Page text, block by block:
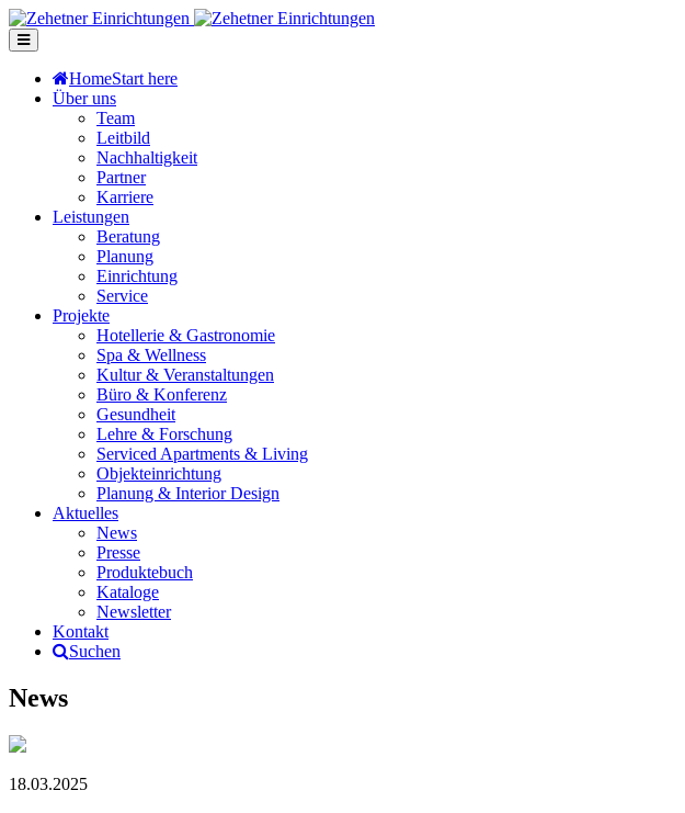
HomeStart here
Über uns
Team
Leitbild
Nachhaltigkeit
Partner
Karriere
Leistungen
Beratung
Planung
Einrichtung
Service
Projekte
Hotellerie & Gastronomie
Spa & Wellness
Kultur & Veranstaltungen
Büro & Konferenz
Gesundheit
Lehre & Forschung
Serviced Apartments & Living
Objekteinrichtung
Planung & Interior Design
Aktuelles
News
Presse
Produktebuch
Kataloge
Newsletter
Kontakt
Suchen
News
18.03.2025